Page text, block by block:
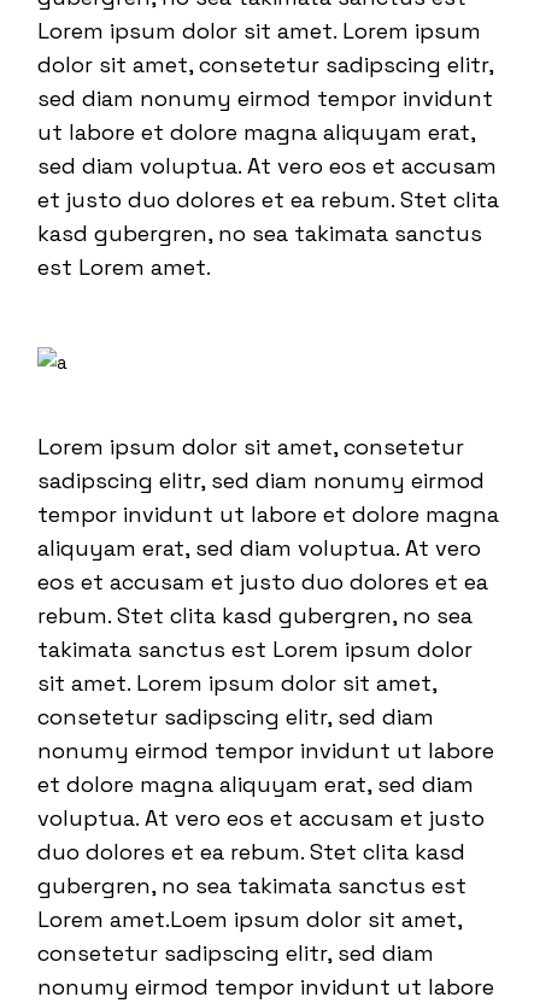
Lorem ipsum dolor sit amet. Lorem ipsum
dolor sit amet, consetetur sadipscing elitr,
sed diam nonumy eirmod tempor invidunt
ut labore et dolore magna aliquyam erat,
sed diam voluptua. At vero eos et accusam
et justo duo dolores et ea rebum. Stet clita
kasd gubergren, no sea takimata sanctus
est Lorem amet.
Lorem ipsum dolor sit amet, consetetur
sadipscing elitr, sed diam nonumy eirmod
tempor invidunt ut labore et dolore magna
aliquyam erat, sed diam voluptua. At vero
eos et accusam et justo duo dolores et ea
rebum. Stet clita kasd gubergren, no sea
takimata sanctus est Lorem ipsum dolor
sit amet. Lorem ipsum dolor sit amet,
consetetur sadipscing elitr, sed diam
nonumy eirmod tempor invidunt ut labore
et dolore magna aliquyam erat, sed diam
voluptua. At vero eos et accusam et justo
duo dolores et ea rebum. Stet clita kasd
gubergren, no sea takimata sanctus est
Lorem amet.Loem ipsum dolor sit amet,
consetetur sadipscing elitr, sed diam
nonumy eirmod tempor invidunt ut labore